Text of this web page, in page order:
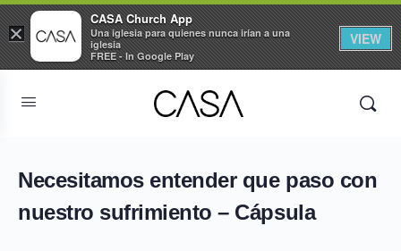
Necesitamos entender que paso con
nuestro sufrimiento – Cápsula
×
CASA Church App
Una iglesia para quienes nunca irían a una
iglesia
FREE - In Google Play
VIEW